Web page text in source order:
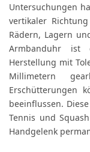
Untersuchungen
vertikaler
Rädern, Lagern
Armbanduhr ist
Herstellung mit
Millimetern
Erschütterungen
beeinflussen.
Tennis und
Handgelenk